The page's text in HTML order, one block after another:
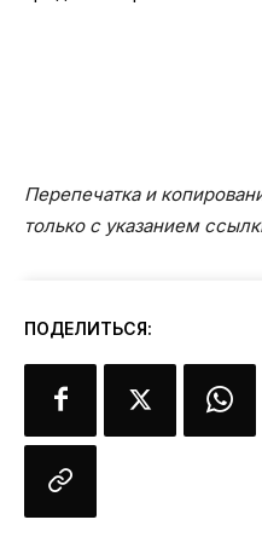
Перепечатка и
только с указанием
ПОДЕЛИТЬСЯ: